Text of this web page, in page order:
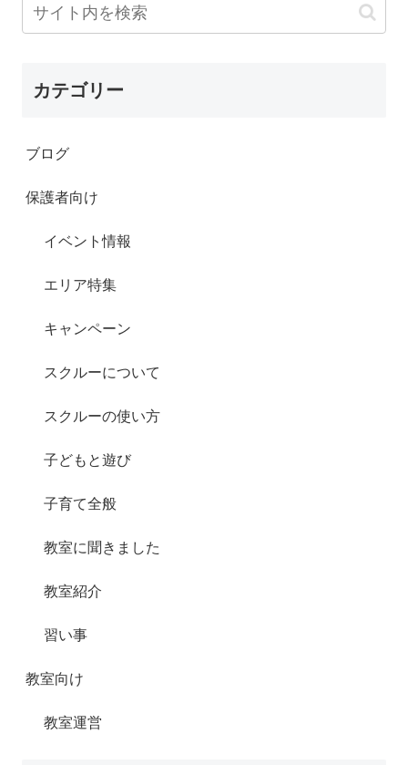
カテゴリー
ブログ
保護者向け
イベント情報
エリア特集
キャンペーン
スクルーについて
スクルーの使い方
子どもと遊び
子育て全般
教室に聞きました
教室紹介
習い事
教室向け
教室運営